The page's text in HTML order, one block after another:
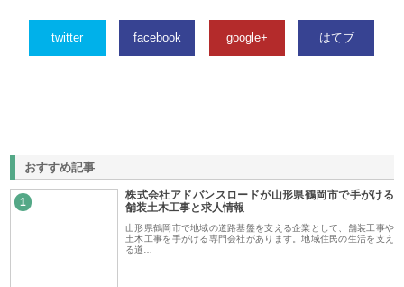
twitter facebook google+ はてブ
おすすめ記事
1
株式会社アドバンスロードが山形県鶴岡市で手がける
舗装土木工事と求人情報
山形県鶴岡市で地域の道路基盤を支える企業として、舗装工事や
土木工事を手がける専門会社があります。地域住民の生活を支え
る道…